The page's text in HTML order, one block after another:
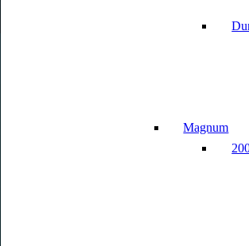
Magnum